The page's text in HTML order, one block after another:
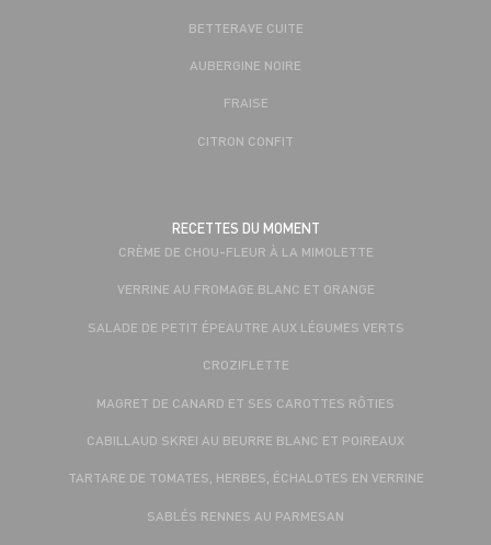
BETTERAVE CUITE
AUBERGINE NOIRE
FRAISE
CITRON CONFIT
RECETTES DU MOMENT
CRÈME DE CHOU-FLEUR À LA MIMOLETTE
VERRINE AU FROMAGE BLANC ET ORANGE
SALADE DE PETIT ÉPEAUTRE AUX LÉGUMES VERTS
CROZIFLETTE
MAGRET DE CANARD ET SES CAROTTES RÔTIES
CABILLAUD SKREI AU BEURRE BLANC ET POIREAUX
TARTARE DE TOMATES, HERBES, ÉCHALOTES EN VERRINE
SABLÉS RENNES AU PARMESAN